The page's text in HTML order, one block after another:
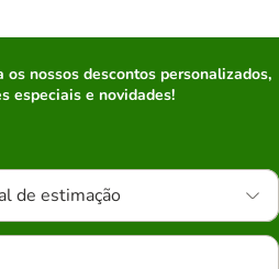
os nossos descontos personalizados,
especiais e novidades!
de estimação